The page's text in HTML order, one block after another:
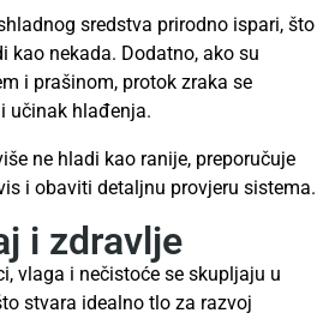
sredstva prirodno ispari, što
kao nekada. Dodatno, ako su
i prašinom, protok zraka se
učinak hlađenja.
ne hladi kao ranije, preporučuje
i obaviti detaljnu provjeru sistema.
i zdravlje
vlaga i nečistoće se skupljaju u
stvara idealno tlo za razvoj